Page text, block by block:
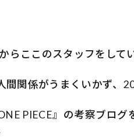
らここのスタッフをして
間関係がうまくいかず、
PIECE』の考察ブロ